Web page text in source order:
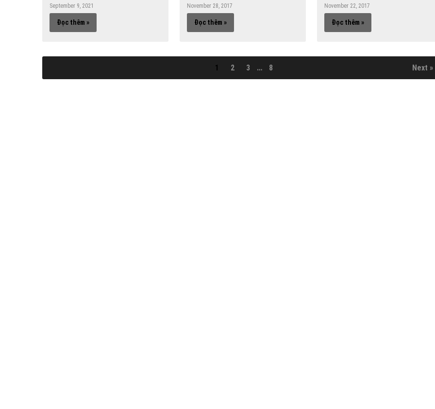
September 9, 2021
Đọc thêm »
November 28, 2017
Đọc thêm »
November 22, 2017
Đọc thêm »
1 2 3 … 8 Next »